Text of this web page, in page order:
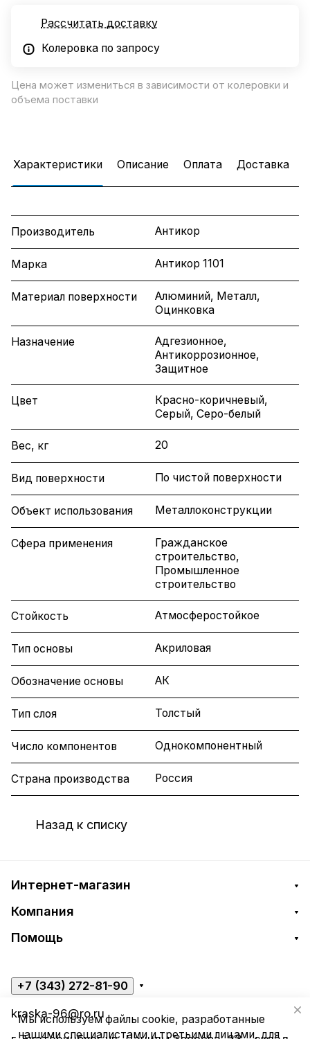
Рассчитать доставку
Колеровка по запросу
Цена может измениться в зависимости от колеровки и
объема поставки
Характеристики Описание Оплата Доставка
Производитель Антикор
Марка Антикор 1101
Материал поверхности
Алюминий, Металл,
Оцинковка
Назначение
Адгезионное,
Антикоррозионное,
Защитное
Цвет
Красно-коричневый,
Серый, Серо-белый
Вес, кг 20
Вид поверхности По чистой поверхности
Объект использования Металлоконструкции
Сфера применения
Гражданское
строительство,
Промышленное
строительство
Стойкость Атмосферостойкое
Тип основы Акриловая
Обозначение основы АК
Тип слоя Толстый
Число компонентов Однокомпонентный
Страна производства Россия
Назад к списку
Интернет-магазин
Компания
Помощь
+7 (343) 272-81-90
kraska-96@ro.ru
Мы используем файлы cookie, разработанные
нашими специалистами и третьими лицами, для